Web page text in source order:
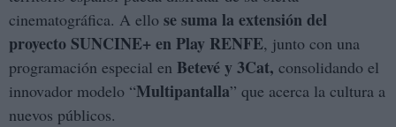
cinematográfica. A ello se suma la extensión del
proyecto SUNCINE+ en Play RENFE, junto con una
programación especial en Betevé y 3Cat, consolidando el
innovador modelo “Multipantalla” que acerca la cultura a
nuevos públicos.